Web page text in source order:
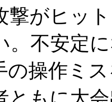
撃がヒッ
。不安定
の操作ミ
ともに大